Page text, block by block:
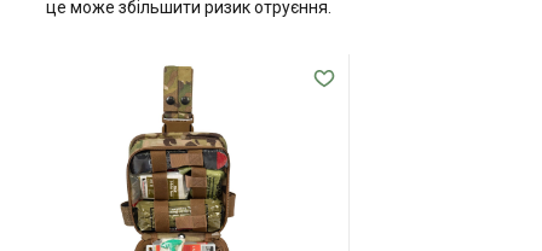
це може збільшити ризик отруєння.